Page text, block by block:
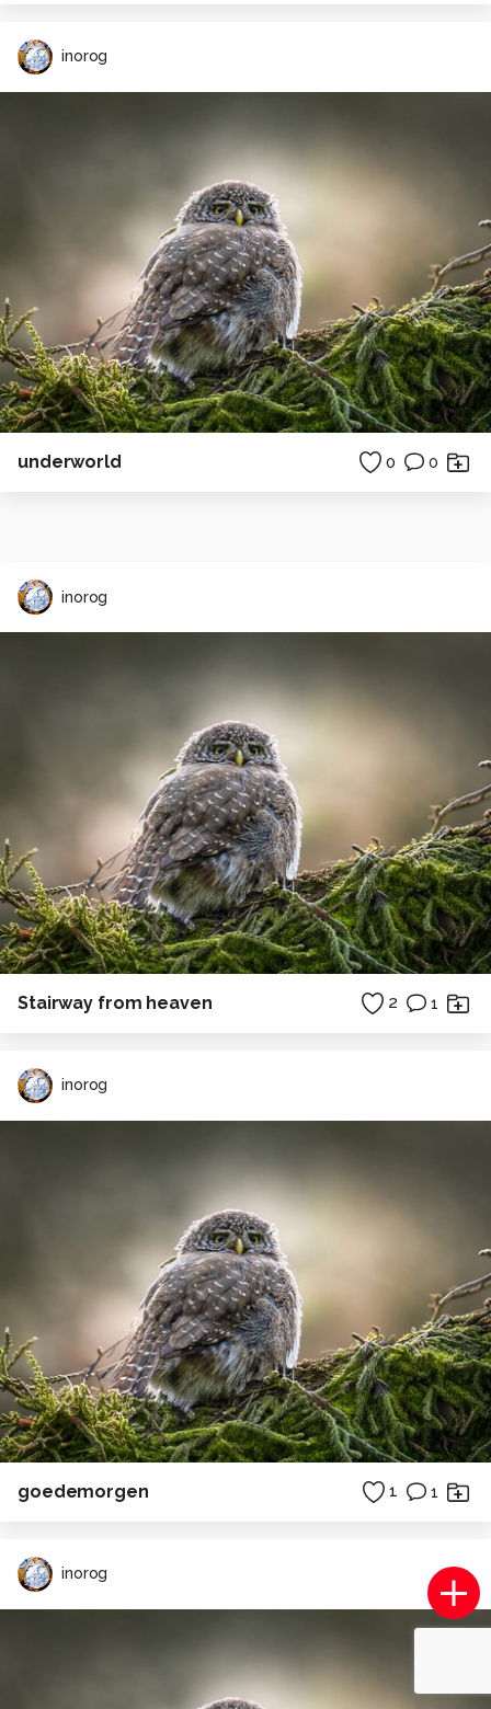
inorog
underworld 0 0
inorog
Stairway from heaven 2 1
inorog
goedemorgen 1 1
inorog